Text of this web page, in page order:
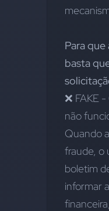
Para
basta
❌ FAKE
não
Quando
fraude, o
boletim
informar